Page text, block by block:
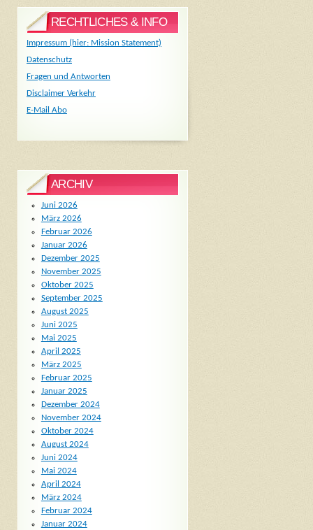
RECHTLICHES & INFO
Impressum (hier: Mission Statement)
Datenschutz
Fragen und Antworten
Disclaimer Verkehr
E-Mail Abo
ARCHIV
Juni 2026
März 2026
Februar 2026
Januar 2026
Dezember 2025
November 2025
Oktober 2025
September 2025
August 2025
Juni 2025
Mai 2025
April 2025
März 2025
Februar 2025
Januar 2025
Dezember 2024
November 2024
Oktober 2024
August 2024
Juni 2024
Mai 2024
April 2024
März 2024
Februar 2024
Januar 2024